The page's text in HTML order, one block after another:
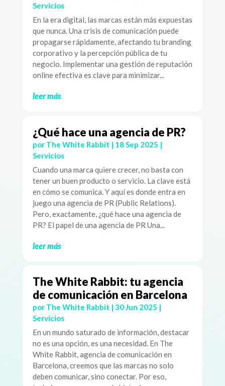
Servicios
En la era digital, las marcas están más expuestas
que nunca. Una crisis de comunicación puede
propagarse rápidamente, afectando tu branding
corporativo y la percepción pública de tu
negocio. Implementar una gestión de reputación
online efectiva es clave para minimizar...
leer más
¿Qué hace una agencia de PR?
por The White Rabbit | 18 Sep 2025 |
Servicios
Cuando una marca quiere crecer, no basta con
tener un buen producto o servicio. La clave está
en cómo se comunica. Y aquí es donde entra en
juego una agencia de PR (Public Relations).
Pero, exactamente, ¿qué hace una agencia de
PR? El papel de una agencia de PR Una...
leer más
The White Rabbit: tu agencia
de comunicación en Barcelona
por The White Rabbit | 30 Jun 2025 |
Servicios
En un mundo saturado de información, destacar
no es una opción, es una necesidad. En The
White Rabbit, agencia de comunicación en
Barcelona, creemos que las marcas no solo
deben comunicar, sino conectar. Por eso,